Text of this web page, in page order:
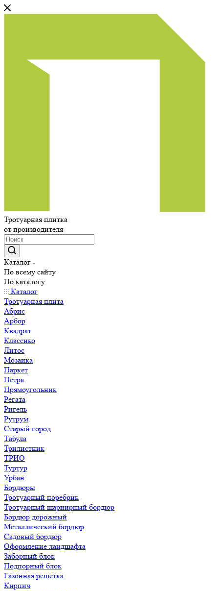
Тротуарная плитка
от производителя
Каталог
По всему сайту
По каталогу
Каталог
Тротуарная плита
Абрис
Арбор
Квадрат
Классико
Литос
Мозаика
Паркет
Петра
Прямоугольник
Регата
Ригель
Рутрум
Старый город
Табула
Трилистник
ТРИО
Туртур
Урбан
Бордюры
Тротуарный поребрик
Тротуарный шарнирный бордюр
Бордюр дорожный
Металлический бордюр
Садовый бордюр
Оформление ландшафта
Заборный блок
Подпорный блок
Газонная решетка
Кирпич